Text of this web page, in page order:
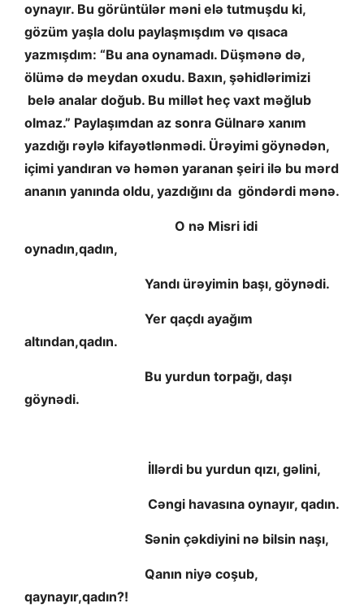
oynayır. Bu görüntülər məni elə tutmuşdu ki,
gözüm yaşla dolu paylaşmışdım və qısaca
yazmışdım: “Bu ana oynamadı. Düşmənə də,
ölümə də meydan oxudu. Baxın, şəhidlərimizi
belə analar doğub. Bu millət heç vaxt məğlub
olmaz.” Paylaşımdan az sonra Gülnarə xanım
yazdığı rəylə kifayətlənmədi. Ürəyimi göynədən,
içimi yandıran və həmən yaranan şeiri ilə bu mərd
ananın yanında oldu, yazdığını da göndərdi mənə.
O nə Misri idi
oynadın,qadın,
Yandı ürəyimin başı, göynədi.
Yer qaçdı ayağım
altından,qadın.
Bu yurdun torpağı, daşı
göynədi.
İllərdi bu yurdun qızı, gəlini,
Cəngi havasına oynayır, qadın.
Sənin çəkdiyini nə bilsin naşı,
Qanın niyə coşub,
qaynayır,qadın?!